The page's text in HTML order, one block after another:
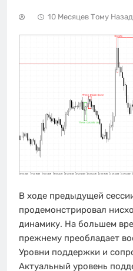
10 Месяцев Тому Назад
В ходе предыдущей
продемонстрировал
динамику. На большем
прежнему преобладает
Уровни поддержки и
Актуальный уровень